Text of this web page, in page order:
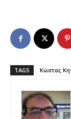
TAGS Κώστας